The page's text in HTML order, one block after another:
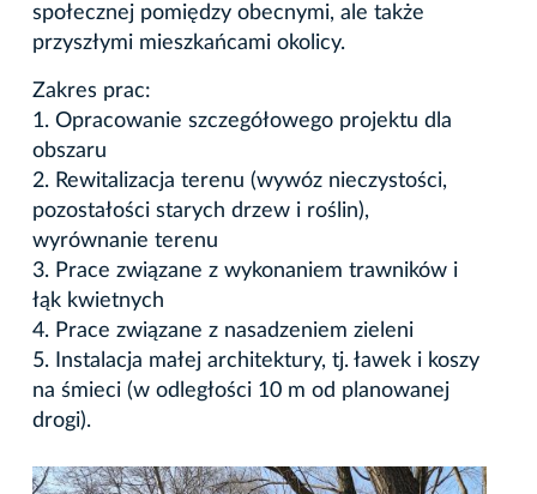
społecznej pomiędzy obecnymi, ale także
przyszłymi mieszkańcami okolicy.
Zakres prac:
1. Opracowanie szczegółowego projektu dla
obszaru
2. Rewitalizacja terenu (wywóz nieczystości,
pozostałości starych drzew i roślin),
wyrównanie terenu
3. Prace związane z wykonaniem trawników i
łąk kwietnych
4. Prace związane z nasadzeniem zieleni
5. Instalacja małej architektury, tj. ławek i koszy
na śmieci (w odległości 10 m od planowanej
drogi).